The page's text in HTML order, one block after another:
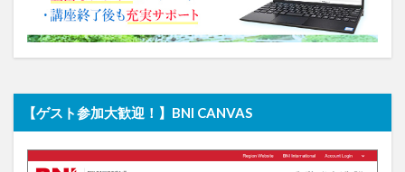
【ゲスト参加大歓迎！】BNI CANVAS